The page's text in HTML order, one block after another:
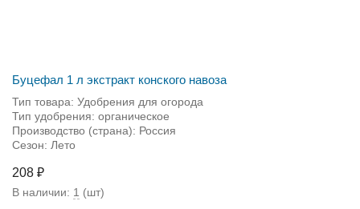
Буцефал 1 л экстракт конского навоза
Тип товара: Удобрения для огорода
Тип удобрения: органическое
Производство (страна): Россия
Сезон: Лето
208 ₽
В наличии: 1 (шт)